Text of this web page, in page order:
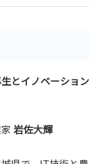
とイノベーション
岩佐大輝